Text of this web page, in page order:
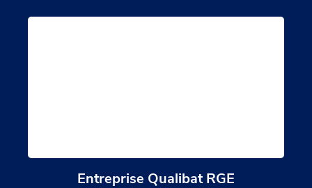
Entreprise Qualibat RGE